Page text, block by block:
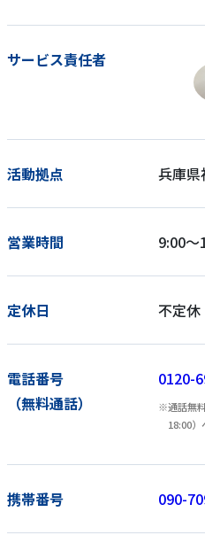
サービス責任者
活動拠点 兵庫県
営業時間 9:00～
定休日 不定休
電話番号
（無料通話）
0120-
通話無
18:00）
携帯番号 090-